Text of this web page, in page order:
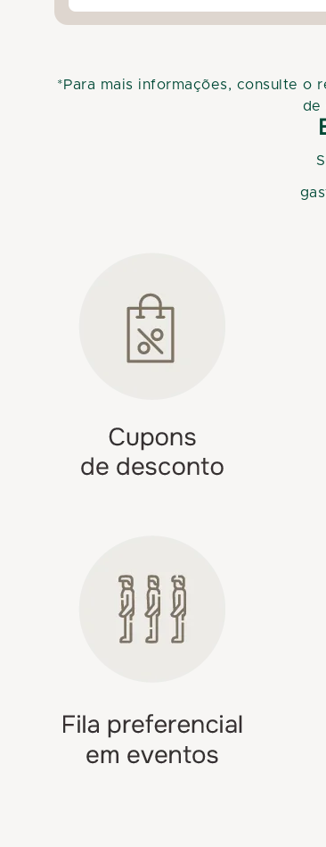
*Para mais informações, consulte o
de